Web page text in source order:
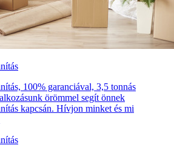
100% garanciával, 3,5 tonnás
örömmel segít önnek
kapcsán. Hívjon minket és mi